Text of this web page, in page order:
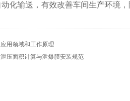
化输送，有效改善车间生产环境
用领域和工作原理
压面积计算与泄爆膜安装规范